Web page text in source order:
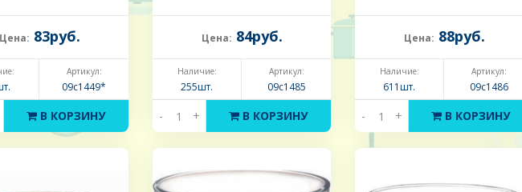
Цена: 83руб.
Артикул:
09с1449*
В КОРЗИНУ
Цена: 84руб.
Наличие:
255шт.
Артикул:
09с1485
- + В КОРЗИНУ
Цена: 88руб.
Наличие:
611шт.
Артикул:
09с1486
- + В КОРЗИНУ